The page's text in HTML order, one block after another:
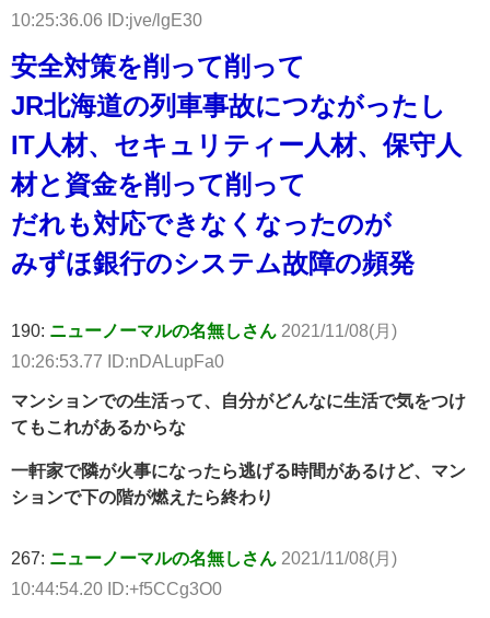
10:25:36.06 ID:jve/lgE30
安全対策を削って削って
JR北海道の列車事故につながったし
IT人材、セキュリティー人材、保守人
材と資金を削って削って
だれも対応できなくなったのが
みずほ銀行のシステム故障の頻発
190: ニューノーマルの名無しさん 2021/11/08(月)
10:26:53.77 ID:nDALupFa0
マンションでの生活って、自分がどんなに生活で気をつけ
てもこれがあるからな
一軒家で隣が火事になったら逃げる時間があるけど、マン
ションで下の階が燃えたら終わり
267: ニューノーマルの名無しさん 2021/11/08(月)
10:44:54.20 ID:+f5CCg3O0